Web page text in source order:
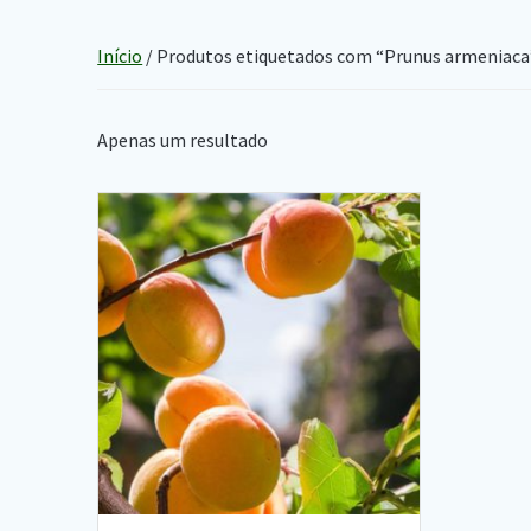
Início / Produtos etiquetados com “Prunus
Apenas um resultado